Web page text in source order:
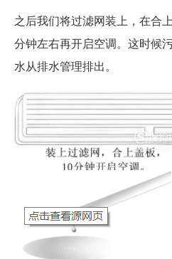
之后我们将过滤网装上，在合
分钟左右再开启空调。这时候
水从排水管理排出。